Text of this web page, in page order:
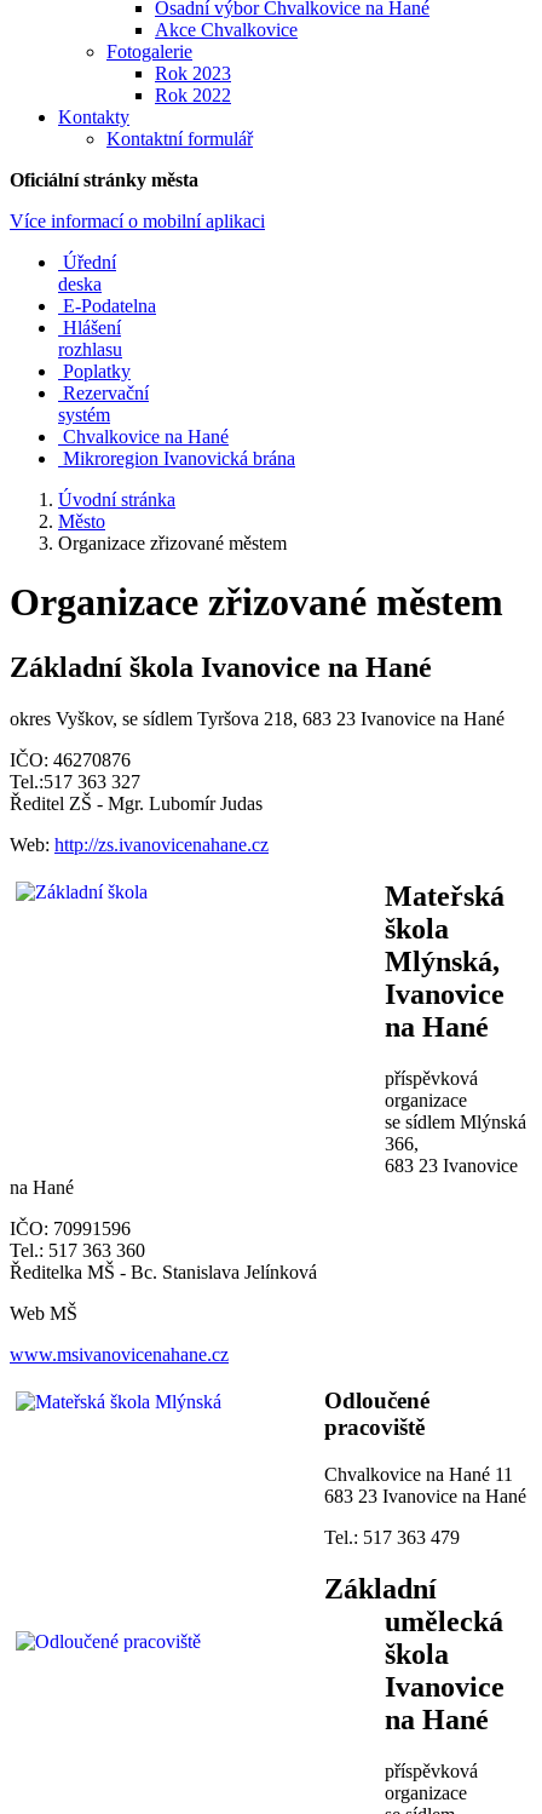
Osadní výbor Chvalkovice na Hané
Akce Chvalkovice
Fotogalerie
Rok 2023
Rok 2022
Kontakty
Kontaktní formulář
Oficiální stránky města
Více informací o mobilní aplikaci
Úřední
deska
E-Podatelna
Hlášení
rozhlasu
Poplatky
Rezervační
systém
Chvalkovice na Hané
Mikroregion Ivanovická brána
Úvodní stránka
Město
Organizace zřizované městem
Organizace zřizované městem
Základní škola Ivanovice na Hané
okres Vyškov, se sídlem Tyršova 218, 683 23 Ivanovice na Hané
IČO: 46270876
Tel.:517 363 327‎
Ředitel ZŠ - Mgr. Lubomír Judas
Web: http://zs.ivanovicenahane.cz
Mateřská
škola
Mlýnská,
Ivanovice
na Hané
příspěvková
organizace
se sídlem Mlýnská
366,
683 23 Ivanovice
na Hané
IČO: 70991596
Tel.: 517 363 360 ‎
Ředitelka MŠ - Bc. Stanislava Jelínková
Web MŠ
www.msivanovicenahane.cz
Odloučené
pracoviště
Chvalkovice na Hané 11
683 23 Ivanovice na Hané
Tel.: 517 363 479
Základní
umělecká
škola
Ivanovice
na Hané
příspěvková
organizace